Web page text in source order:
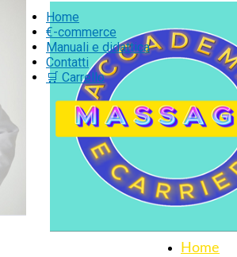
Home
€-commerce
Manuali e didattica
Contatti
🛒 Carrello
Home